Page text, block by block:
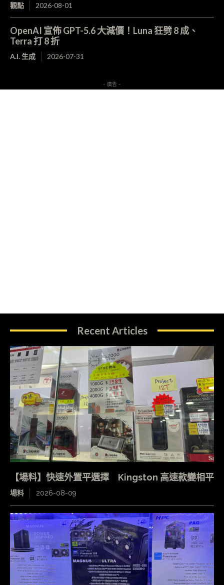
觀點 2026-08-01
OpenAI 宣佈 GPT-5.6 大減價！Luna 狂劈 8 成、
Terra 打 8 折
A.I. 生成 2026-07-31
- 廣告 -
Recent Articles
【場料】快速外置平選擇 Kingston 高速款變相平
場料 2026-08-09